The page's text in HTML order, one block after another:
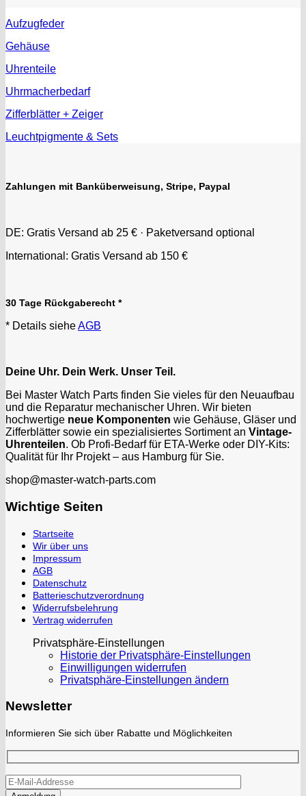
Aufzugfeder
Gehäuse
Uhrenteile
Uhrmacherbedarf
Zifferblätter + Zeiger
Leuchtpigmente & Sets
Zahlungen mit Banküberweisung, Stripe, Paypal
DE: Gratis Versand ab 25 € · Paketversand optional
International: Gratis Versand ab 150 €
30 Tage Rückgaberecht *
* Details sieheAGB
Deine Uhr. Dein Werk. Unser Teil.
Bei Master Watch Parts finden Sie vieles für den Neuaufbau
und die Reparatur mechanischer Uhren. Wir bieten
hochwertige neue Komponenten wie Gehäuse, Gläser und
Zifferblätter sowie ein spezialisiertes Sortiment an Vintage-
Uhrenteilen. Ob Profi-Bedarf für ETA-Werke oder DIY-Kits:
Qualität für Ihr Projekt – aus Hamburg für Sie.
shop@master-watch-parts.com
Wichtige Seiten
Startseite
Wir über uns
Impressum
AGB
Datenschutz
Batterieschutzverordnung
Widerrufsbelehrung
Vertrag widerrufen
Privatsphäre-Einstellungen
Historie der Privatsphäre-Einstellungen
Einwilligungen widerrufen
Privatsphäre-Einstellungen ändern
Newsletter
Informieren Sie sich über Rabatte und Möglichkeiten